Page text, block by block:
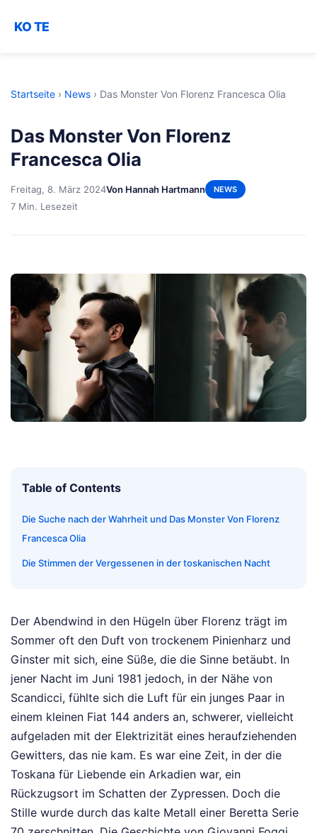
KO TE
Startseite › News › Das Monster Von Florenz Francesca Olia
Das Monster Von Florenz
Francesca Olia
Freitag, 8. März 2024Von Hannah Hartmann NEWS
7 Min. Lesezeit
Table of Contents
Die Suche nach der Wahrheit und Das Monster Von Florenz
Francesca Olia
Die Stimmen der Vergessenen in der toskanischen Nacht
Der Abendwind in den Hügeln über Florenz trägt im
Sommer oft den Duft von trockenem Pinienharz und
Ginster mit sich, eine Süße, die die Sinne betäubt. In
jener Nacht im Juni 1981 jedoch, in der Nähe von
Scandicci, fühlte sich die Luft für ein junges Paar in
einem kleinen Fiat 144 anders an, schwerer, vielleicht
aufgeladen mit der Elektrizität eines heraufziehenden
Gewitters, das nie kam. Es war eine Zeit, in der die
Toskana für Liebende ein Arkadien war, ein
Rückzugsort im Schatten der Zypressen. Doch die
Stille wurde durch das kalte Metall einer Beretta Serie